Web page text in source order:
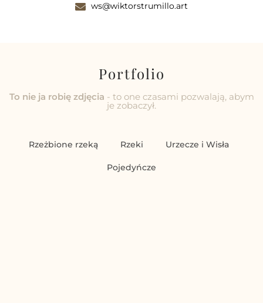
ws@wiktorstrumillo.art
Portfolio
To nie ja robię zdjęcia - to one czasami pozwalają, abym
je zobaczył.
Rzeżbione rzeką Rzeki Urzecze i Wisła
Pojedyńcze